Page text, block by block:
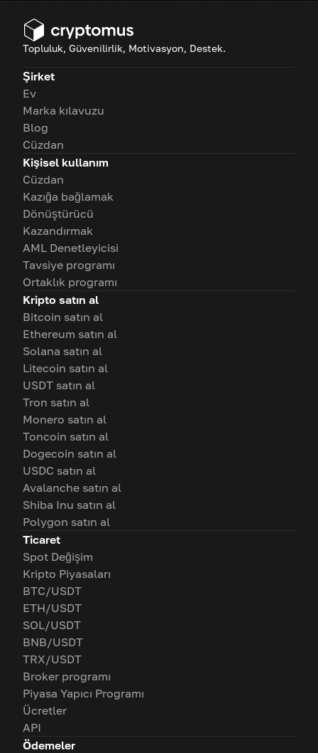
Topluluk, Güvenilirlik, Motivasyon, Destek.
Şirket
Ev
Marka kılavuzu
Blog
Cüzdan
Kişisel kullanım
Cüzdan
Kazığa bağlamak
Dönüştürücü
Kazandırmak
AML Denetleyicisi
Tavsiye programı
Ortaklık programı
Kripto satın al
Bitcoin satın al
Ethereum satın al
Solana satın al
Litecoin satın al
USDT satın al
Tron satın al
Monero satın al
Toncoin satın al
Dogecoin satın al
USDC satın al
Avalanche satın al
Shiba Inu satın al
Polygon satın al
Ticaret
Spot Değişim
Kripto Piyasaları
BTC/USDT
ETH/USDT
SOL/USDT
BNB/USDT
TRX/USDT
Broker programı
Piyasa Yapıcı Programı
Ücretler
API
Ödemeler